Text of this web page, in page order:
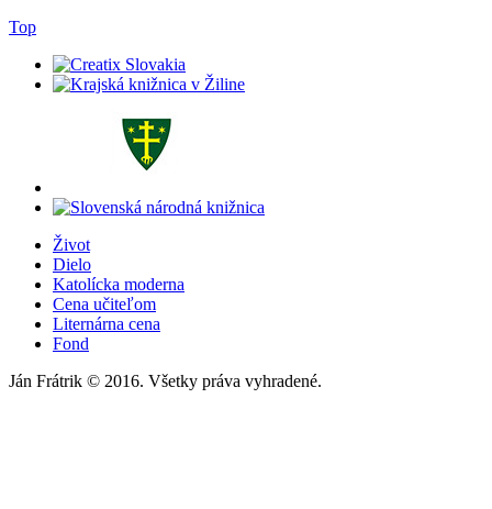
Top
Život
Dielo
Katolícka moderna
Cena učiteľom
Liternárna cena
Fond
Ján Frátrik © 2016. Všetky práva vyhradené.